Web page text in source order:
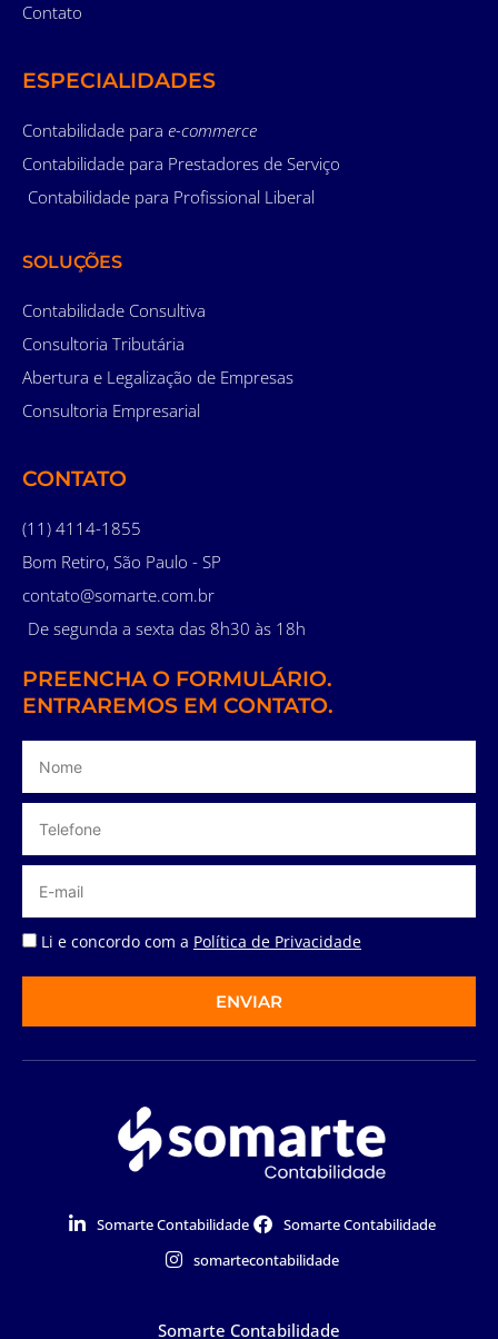
Contato
ESPECIALIDADES
Contabilidade para e-commerce
Contabilidade para Prestadores de Serviço
Contabilidade para Profissional Liberal
SOLUÇÕES
Contabilidade Consultiva
Consultoria Tributária
Abertura e Legalização de Empresas
Consultoria Empresarial
CONTATO
(11) 4114-1855
Bom Retiro, São Paulo - SP
contato@somarte.com.br
De segunda a sexta das 8h30 às 18h
PREENCHA O FORMULÁRIO.
ENTRAREMOS EM CONTATO.
Li e concordo com a Política de Privacidade
ENVIAR
Somarte Contabilidade
Somarte Contabilidade
somartecontabilidade
Somarte Contabilidade